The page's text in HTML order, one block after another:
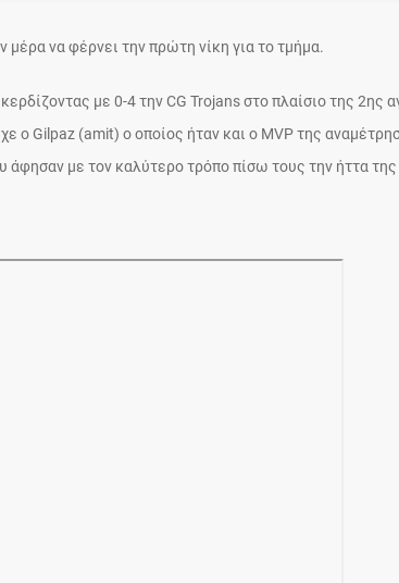
να φέρνει την πρώτη νίκη για το τμήμα.
με 0-4 την CG Trojans στο πλαίσιο της 2ης
ο Gilpaz (amit) ο οποίος ήταν και ο MVP της
με τον καλύτερο τρόπο πίσω τους την ήττα της